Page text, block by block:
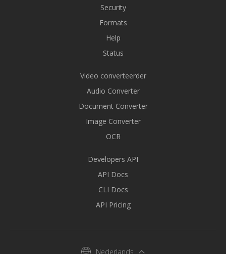
Security
Formats
Help
Status
Video converteerder
Audio Converter
Document Converter
Image Converter
OCR
Developers API
API Docs
CLI Docs
API Pricing
Nederlands